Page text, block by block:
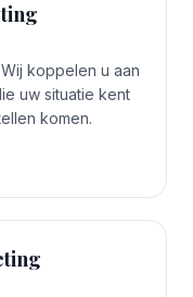
koppelen u aan
uw situatie kent
komen.